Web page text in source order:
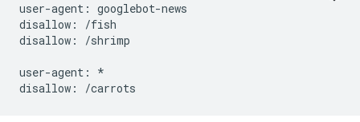
user-agent: googlebot-news
disallow: /fish
disallow: /shrimp
user-agent: *